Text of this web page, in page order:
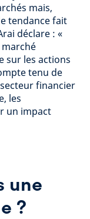
mais,
tendance fait
déclare : «
sur les actions
tenu de
financier
les
un impact
une
?